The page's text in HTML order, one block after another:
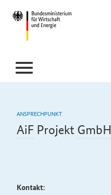
ANSPRECHPUNKT
AiFProjekt GmbH
Kontakt: